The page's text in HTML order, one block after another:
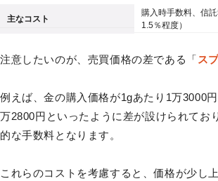
主なコスト
購入時手数料、信
1.5％程度）
注意したいのが、売買価格の差である「 ス
例えば、金の購入価格が1gあたり1万3000
万2800円といったように差が設けられてお
的な手数料となります。
これらのコストを考慮すると、価格が少し